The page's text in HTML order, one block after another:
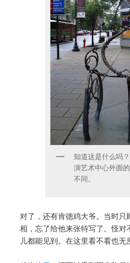
知道这是什么吗
演艺术中心外面
不同。
对了，还有肯德鸡大爷。当时
相，忘了给他来张特写了。怪
儿都能见到。在这里看不看也无